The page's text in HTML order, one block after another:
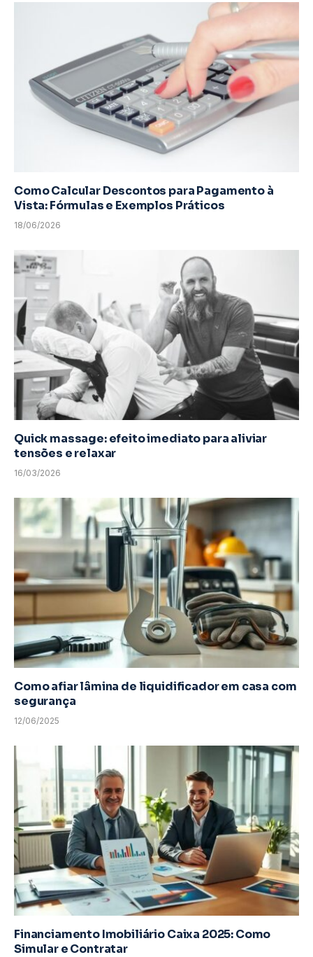
Como Calcular Descontos para Pagamento à
Vista: Fórmulas e Exemplos Práticos
18/06/2026
Quick massage: efeito imediato para aliviar
tensões e relaxar
16/03/2026
Como afiar lâmina de liquidificador em casa com
segurança
12/06/2025
Financiamento Imobiliário Caixa 2025: Como
Simular e Contratar